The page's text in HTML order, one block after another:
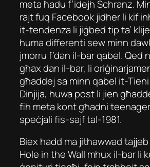
meta ħadu f’idejh Schranz.
rajt fuq Facebook jidher li kif
it-tendenza li jiġbed tip ta’
huma differenti sew minn
jmorru f’dan il-bar qabel. Qed
għax dan il-bar, li
għaddej sa minn qabel it-
Dinjija, huwa post li jien
fih meta kont għadni
speċjali fis-sajf tal-1981.
Biex ħadd ma jitħawwad
Hole in the Wall mhux il-bar li